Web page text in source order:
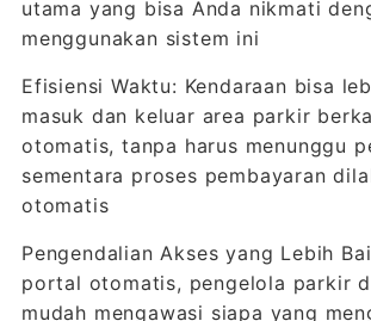
utama yang bisa Anda nikmati
menggunakan sistem ini
Efisiensi Waktu: Kendaraan bisa
masuk dan keluar area parkir
otomatis, tanpa harus menunggu
sementara proses pembayaran
otomatis
Pengendalian Akses yang Lebih
portal otomatis, pengelola parkir
mudah mengawasi siapa yang